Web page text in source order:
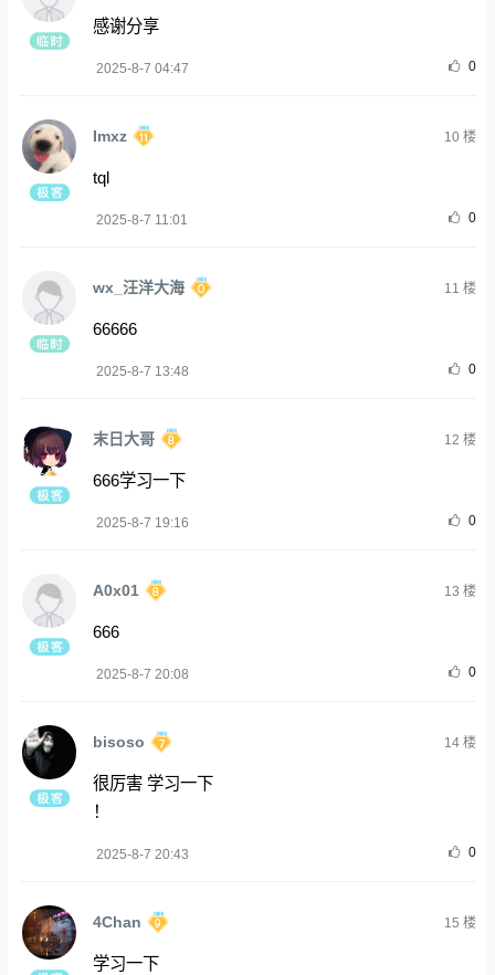
感谢分享
2025-8-7 04:47 0
Imxz 10楼
tql
2025-8-7 11:01 0
wx_汪洋大海 11 楼
66666
2025-8-7 13:48 0
末日大哥 12 楼
666学习一下
2025-8-7 19:16 0
A0x01 13 楼
666
2025-8-7 20:08 0
bisoso 14楼
很厉害 学习一下
！
2025-8-7 20:43 0
4Chan 15 楼
学习一下